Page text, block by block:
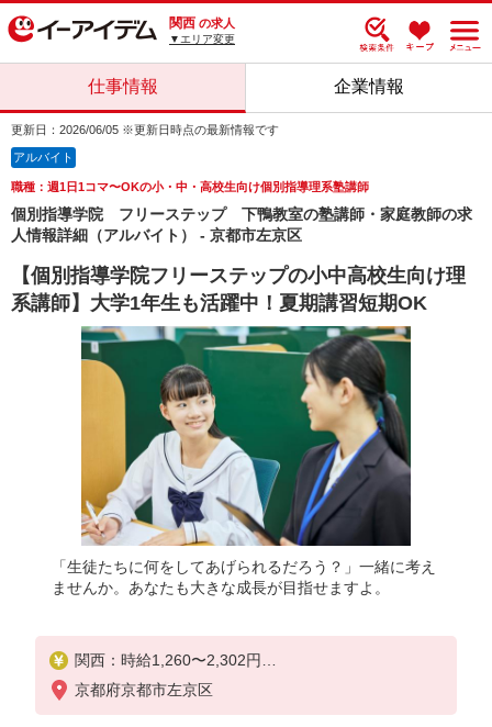
関西 の求人
▼エリア変更
仕事情報 企業情報
更新日：2026/06/05 ※更新日時点の最新情報です
アルバイト
職種：週1日1コマ〜OKの小・中・高校生向け個別指導理系塾講師
個別指導学院 フリーステップ 下鴨教室の塾講師・家庭教師の求
人情報詳細（アルバイト） - 京都市左京区
【個別指導学院フリーステップの小中高校生向け理
系講師】大学1年生も活躍中！夏期講習短期OK
「生徒たちに何をしてあげられるだろう？」一緒に考え
ませんか。あなたも大きな成長が目指せますよ。
関西：時給1,260〜2,302円
2名指導1コマ担当：2,180〜3,570円（授業前後手当
込み)
京都府京都市左京区